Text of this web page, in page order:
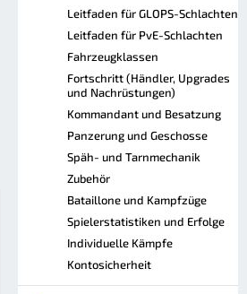
Leitfaden für GLOPS-Schlachten
Leitfaden für PvE-Schlachten
Fahrzeugklassen
Fortschritt (Händler, Upgrades
und Nachrüstungen)
Kommandant und Besatzung
Panzerung und Geschosse
Späh- und Tarnmechanik
Zubehör
Bataillone und Kampfzüge
Spielerstatistiken und Erfolge
Individuelle Kämpfe
Kontosicherheit